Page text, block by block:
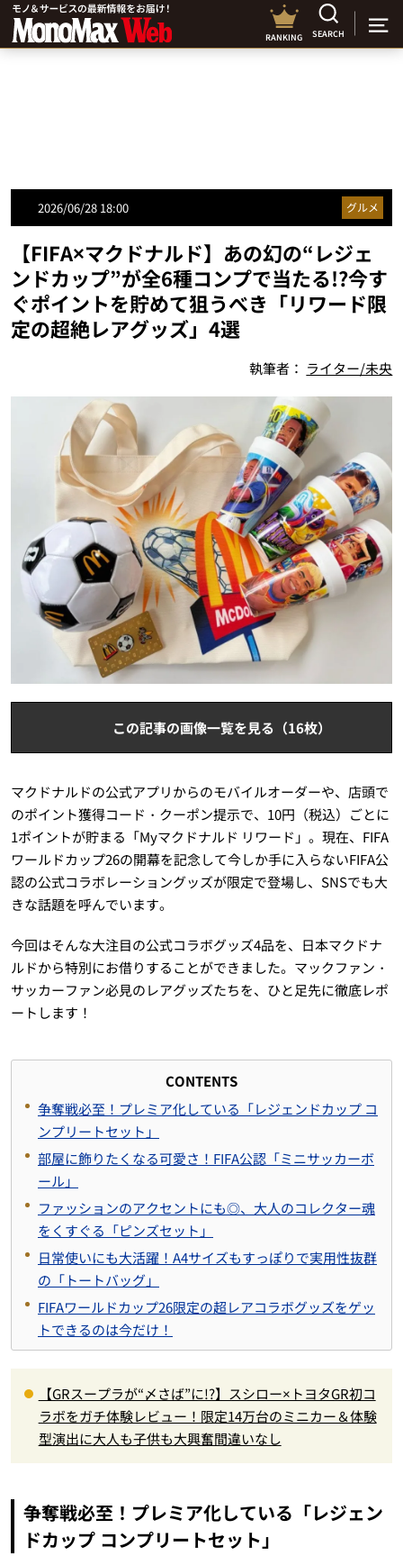
RANKING SEARCH
2026/06/28 18:00 グルメ
【FIFA×マクドナルド】あの幻の“レジェ
ンドカップ”が全6種コンプで当たる!?今す
ぐポイントを貯めて狙うべき「リワード限
定の超絶レアグッズ」4選
執筆者： ライター/未央
この記事の画像一覧を見る（16枚）
マクドナルドの公式アプリからのモバイルオーダーや、店頭で
のポイント獲得コード・クーポン提示で、10円（税込）ごとに
1ポイントが貯まる「Myマクドナルド リワード」。現在、FIFA
ワールドカップ26の開幕を記念して今しか手に入らないFIFA公
認の公式コラボレーショングッズが限定で登場し、SNSでも大
きな話題を呼んでいます。
今回はそんな大注目の公式コラボグッズ4品を、日本マクドナ
ルドから特別にお借りすることができました。マックファン・
サッカーファン必見のレアグッズたちを、ひと足先に徹底レポ
ートします！
CONTENTS
争奪戦必至！プレミア化している「レジェンドカップ コ
ンプリートセット」
部屋に飾りたくなる可愛さ！FIFA公認「ミニサッカーボ
ール」
ファッションのアクセントにも◎、大人のコレクター魂
をくすぐる「ピンズセット」
日常使いにも大活躍！A4サイズもすっぽりで実用性抜群
の「トートバッグ」
FIFAワールドカップ26限定の超レアコラボグッズをゲッ
トできるのは今だけ！
【GRスープラが“〆さば”に!?】スシロー×トヨタGR初コ
ラボをガチ体験レビュー！限定14万台のミニカー＆体験
型演出に大人も子供も大興奮間違いなし
争奪戦必至！プレミア化している「レジェン
ドカップ コンプリートセット」